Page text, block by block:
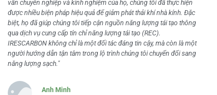
vấn chuyên nghiệp và kinh nghiệm của họ, chúng tôi đã thực hiện
được nhiều biện pháp hiệu quả để giảm phát thải khí nhà kính. Đặc
biệt, họ đã giúp chúng tôi tiếp cận nguồn năng lượng tái tạo thông
qua dịch vụ cung cấp tín chỉ năng lượng tái tạo (REC).
IRESCARBON không chỉ là một đối tác đáng tin cậy, mà còn là một
người hướng dẫn tận tâm trong lộ trình chúng tôi chuyển đổi sang
năng lượng sạch."
Anh Minh